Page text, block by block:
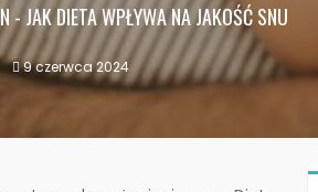
- JAK DIETA WPŁYWA NA JAKOŚĆ SNU
9 czerwca 2024